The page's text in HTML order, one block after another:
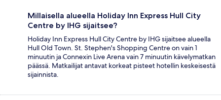
Millaisella alueella Holiday Inn Express Hull City
Centre by IHG sijaitsee?
Holiday Inn Express Hull City Centre by IHG sijaitsee alueella
Hull Old Town. St. Stephen's Shopping Centre on vain 1
minuutin ja Connexin Live Arena vain 7 minuutin kävelymatkan
päässä. Matkailijat antavat korkeat pisteet hotellin keskeisestä
sijainnista.